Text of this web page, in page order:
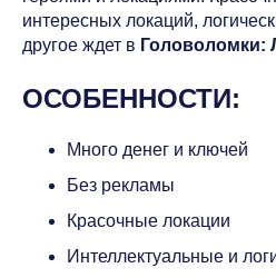
интересных локаций,
другое ждет в Головоломки:
ОСОБЕННОСТИ:
Много денег и ключей
Без рекламы
Красочные локации
Интеллектуальные и